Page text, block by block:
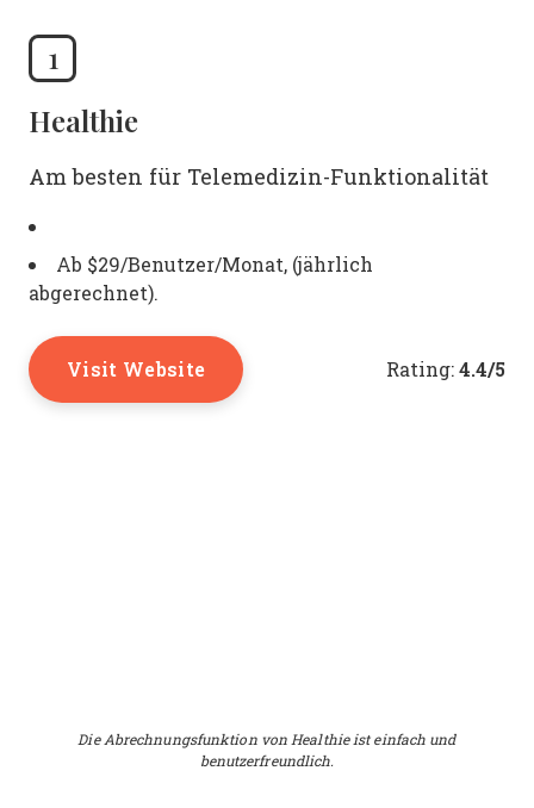
1
Healthie
Am besten für Telemedizin-Funktionalität
Ab $29/Benutzer/Monat, (jährlich
abgerechnet).
Visit Website Rating:4.4/5
Die Abrechnungsfunktion von Healthie ist einfach und
benutzerfreundlich.